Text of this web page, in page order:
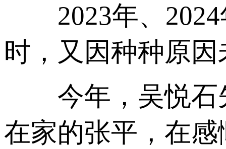
2023年、2024
时，又因种种原因
今年，吴悦石
在家的张平，在